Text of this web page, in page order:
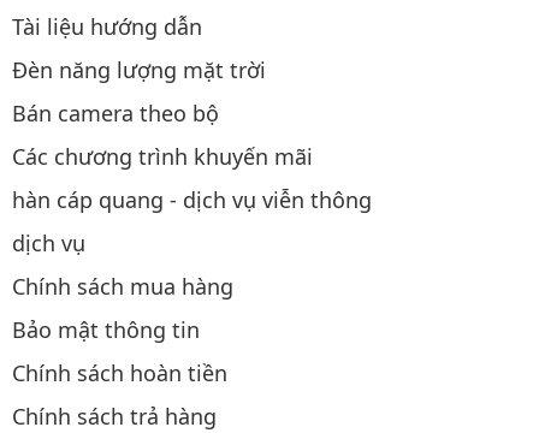
Tài liệu hướng dẫn
Đèn năng lượng mặt trời
Bán camera theo bộ
Các chương trình khuyến mãi
hàn cáp quang - dịch vụ viễn thông
dịch vụ
Chính sách mua hàng
Bảo mật thông tin
Chính sách hoàn tiền
Chính sách trả hàng